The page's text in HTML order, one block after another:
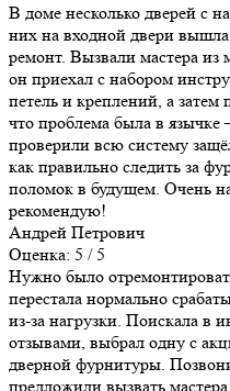
В доме несколько дверей с
них на входной двери
ремонт. Вызвали мастера
он приехал с набором
петель и креплений, а затем
что проблема была в
проверили всю систему
как правильно следить за
поломок в будущем. Очень
рекомендую!
Андрей Петрович
Оценка: 5 / 5
Нужно было
перестала нормально
из‑за нагрузки. Поискала в
отзывами, выбрал одну с
дверной фурнитуры.
предложили вызвать